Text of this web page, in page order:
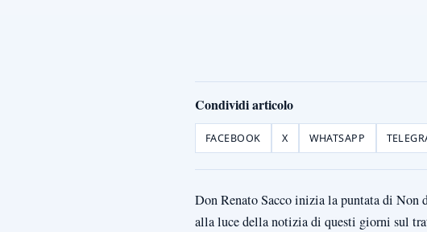
Condividi articolo
FACEBOOK X WHATSAPP
Don Renato Sacco inizia la puntata di Non
alla luce della notizia di questi giorni sul